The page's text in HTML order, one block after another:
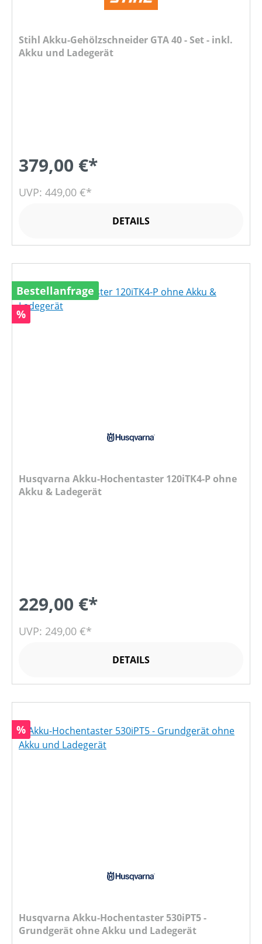
Stihl Akku-Gehölzschneider GTA 40 - Set - inkl.
Akku und Ladegerät
379,00 €*
UVP: 449,00 €*
DETAILS
Bestellanfrage
Rabatt
%
Husqvarna Akku-Hochentaster 120iTK4-P ohne
Akku & Ladegerät
229,00 €*
UVP: 249,00 €*
DETAILS
Rabatt
%
Husqvarna Akku-Hochentaster 530iPT5 -
Grundgerät ohne Akku und Ladegerät